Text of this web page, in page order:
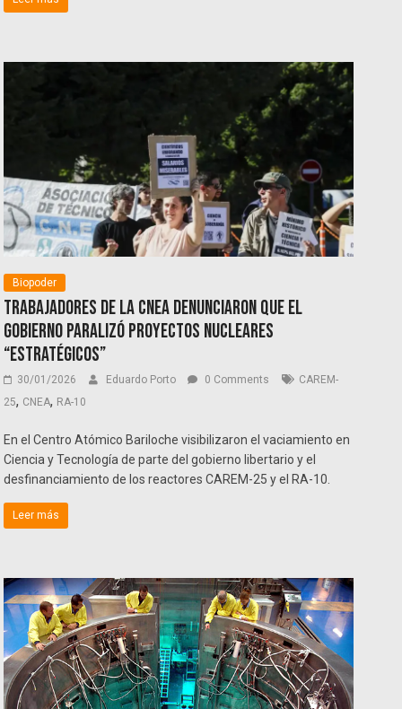
Biopoder
Trabajadores de la CNEA denunciaron que el
Gobierno paralizó proyectos nucleares
“estratégicos”
30/01/2026 Eduardo Porto 0 Comments
CAREM-
25, CNEA, RA-10
En el Centro Atómico Bariloche visibilizaron el vaciamiento en
Ciencia y Tecnología de parte del gobierno libertario y el
desfinanciamiento de los reactores CAREM-25 y el RA-10.
Leer más